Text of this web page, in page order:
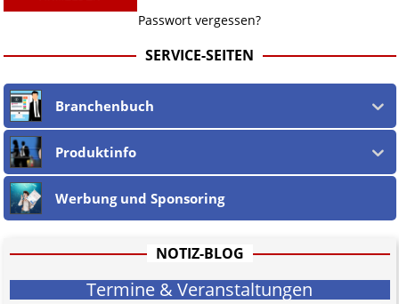
Passwort vergessen?
SERVICE-SEITEN
Branchenbuch
Produktinfo
Werbung und Sponsoring
NOTIZ-BLOG
Termine & Veranstaltungen